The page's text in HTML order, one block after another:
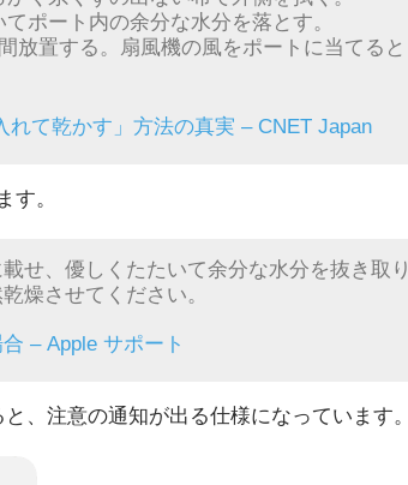
ポート内の余分な水分を落とす。
放置する。扇風機の風をポートに当てると
て乾かす」方法の真実 – CNET Japan
す。
せ、優しくたたいて余分な水分を抜き取り
燥させてください。
– Apple サポート
、注意の通知が出る仕様になっています。